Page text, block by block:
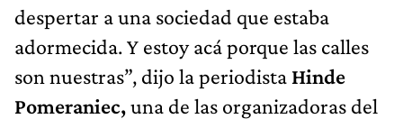
despertar a una sociedad que estaba
adormecida. Y estoy acá porque las calles
son nuestras”, dijo la periodista Hinde
Pomeraniec,una de las organizadoras del